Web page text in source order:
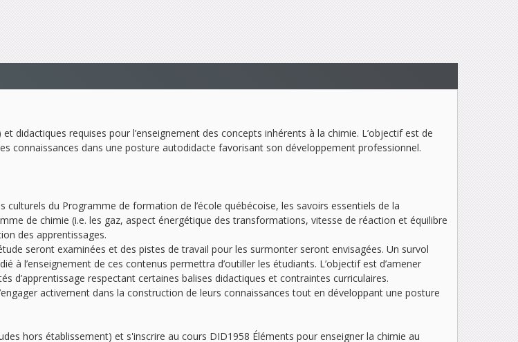
didactiques requises pour l’enseignement des concepts inhérents à la chimie. L’objectif est de
connaissances dans une posture autodidacte favorisant son développement professionnel.
du Programme de formation de l’école québécoise, les savoirs essentiels de la
de chimie (i.e. les gaz, aspect énergétique des transformations, vitesse de réaction et équilibre
des apprentissages.
seront examinées et des pistes de travail pour les surmonter seront envisagées. Un survol
l’enseignement de ces contenus permettra d’outiller les étudiants. L’objectif est d’amener
d’apprentissage respectant certaines balises didactiques et contraintes curriculaires.
activement dans la construction de leurs connaissances tout en développant une posture
hors établissement) et s'inscrire au cours DID1958 Éléments pour enseigner la chimie au